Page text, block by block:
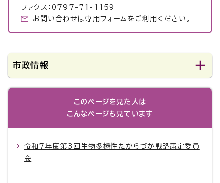
ファクス：0797-71-1159
お問い合わせは専用フォームをご利用ください。
市政情報
このページを見た人は
こんなページも見ています
令和7年度第3回生物多様性たからづか戦略策定委員
会